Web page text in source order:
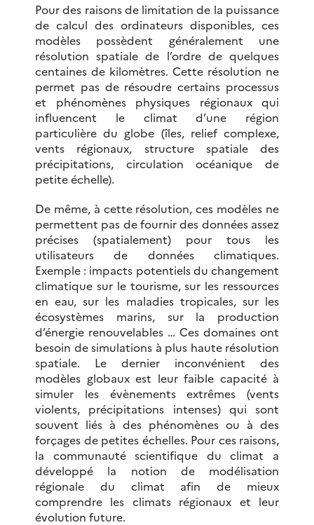
Pour des raisons de limitation de la puissance
de calcul des ordinateurs disponibles, ces
modèles possèdent généralement une
résolution spatiale de l’ordre de quelques
centaines de kilomètres. Cette résolution ne
permet pas de résoudre certains processus
et phénomènes physiques régionaux qui
influencent le climat d’une région
particulière du globe (îles, relief complexe,
vents régionaux, structure spatiale des
précipitations, circulation océanique de
petite échelle).
De même, à cette résolution, ces modèles ne
permettent pas de fournir des données assez
précises (spatialement) pour tous les
utilisateurs de données climatiques.
Exemple : impacts potentiels du changement
climatique sur le tourisme, sur les ressources
en eau, sur les maladies tropicales, sur les
écosystèmes marins, sur la production
d’énergie renouvelables … Ces domaines ont
besoin de simulations à plus haute résolution
spatiale. Le dernier inconvénient des
modèles globaux est leur faible capacité à
simuler les évènements extrêmes (vents
violents, précipitations intenses) qui sont
souvent liés à des phénomènes ou à des
forçages de petites échelles. Pour ces raisons,
la communauté scientifique du climat a
développé la notion de modélisation
régionale du climat afin de mieux
comprendre les climats régionaux et leur
évolution future.